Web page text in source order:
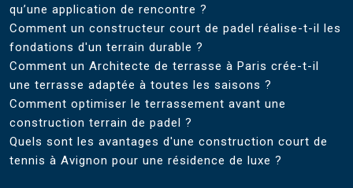
qu’une application de rencontre ?
Comment un constructeur court de padel réalise-t-il les
fondations d'un terrain durable ?
Comment un Architecte de terrasse à Paris crée-t-il
une terrasse adaptée à toutes les saisons ?
Comment optimiser le terrassement avant une
construction terrain de padel ?
Quels sont les avantages d'une construction court de
tennis à Avignon pour une résidence de luxe ?